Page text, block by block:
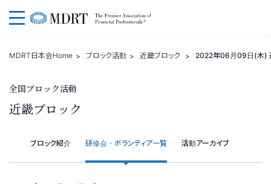
MDRT日本会Home ブロック活動 近畿ブロック 2022年06月09日(木)
全国ブロック活動
近畿ブロック
ブロック紹介 研修会・ボランティア一覧 活動アーカイブ